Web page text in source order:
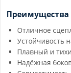
Преимущества
Отличное
Устойчивость
Плавный и
Надёжная